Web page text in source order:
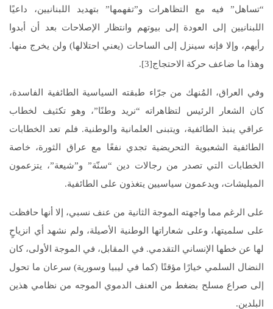
“تساهل” فيه مع التظاهرات و”تفهمها” بتهديد اللبنانيين، داعيًا
اللبنانيين إلى العودة إلى بيوتهم وانتظار الإصلاحات بعد أن أبدوا
رأيهم، وإلا فإنه سينزل إلى الساحات (يعني احتلالها) ولن يخرج منها.
وهذا ما ضاعف حركة الاحتجاج[3].
وفي العراق، المُنهك من جرّاء طبقته السياسية الطائفية الفاسدة،
كان الشعار الرئيس لتظاهراته “نريد وطنًا”، وهو تكثيف لخطاب
عراقي ينبذ الطائفية، ويتبنى العلمانية والوطنية. فلم تعد الخطابات
الطائفية الشعبوية التحريضية تجدي نفعًا مع عراق الثورة، خاصة
الخطابات التي تصدر من رجالات دين “سنّة” و”شيعة”، يتزعمون
الميليشات، ويدعمون سياسيين يتغذون على الطائفية.
على الرغم مما واجهته الموجة الثانية من عنف نسبي، إلا أنها حافظت
على سلميتها، وعلى شعاراتها الوطنية الأصيلة، ولم نشهد أي انزياحٍ
لها عن خطها الإنساني التقدمي. في المقابل، في الموجة الأولى، كان
النضال السلمي خيارًا مؤقتًا (كما في ليبيا وسورية) سرعان ما تحول
إلى صراع مسلح بضغط من العنف الدموي الموجه من نظامي هذين
البلدين.